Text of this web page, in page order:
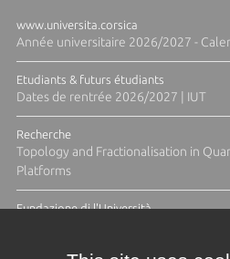
www.universita.corsica
Année universitaire 2026/2027 -
Etudiants & futurs étudiants
Dates de rentrée 2026/2027 | IUT
Recherche
Topology and Fractionalisation in
Platforms
Fundazione di l'Università